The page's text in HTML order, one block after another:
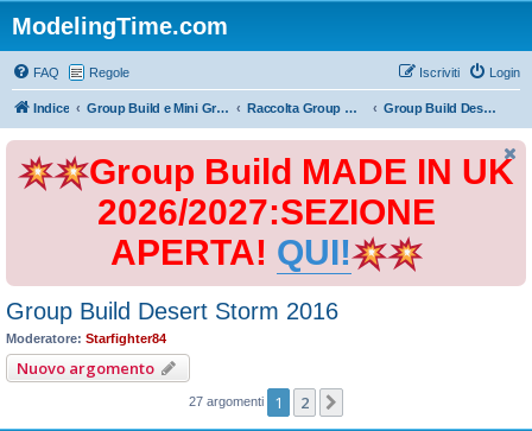
ModelingTime.com
FAQ Regole Login
Iscriviti
Indice Group Build e Mini Group Build Raccolta Group Build Group Build Desert Storm 2016
Group Build MADE IN UK
2026/2027:SEZIONE
APERTA! QUI!
Group Build Desert Storm 2016
Moderatore: Starfighter84
Nuovo argomento
27 argomenti 1 2